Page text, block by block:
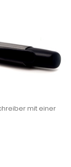
mit einer